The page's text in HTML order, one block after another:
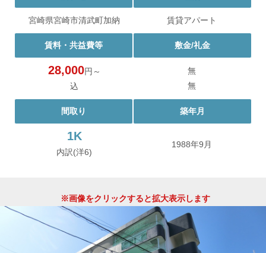
宮崎県宮崎市清武町加納 賃貸アパート
賃料・共益費等 敷金/礼金
28,000円～
込
無
無
間取り 築年月
1K
内訳(洋6)
1988年9月
※画像をクリックすると拡大表示します